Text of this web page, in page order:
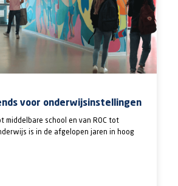
voor onderwijsinstellingen
middelbare school en van ROC tot
is in de afgelopen jaren in hoog